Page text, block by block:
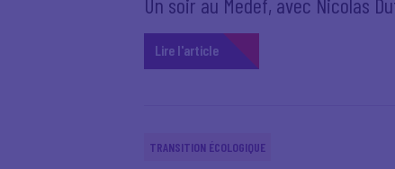
Lire l'article
TRANSITION ÉCOLOGIQUE